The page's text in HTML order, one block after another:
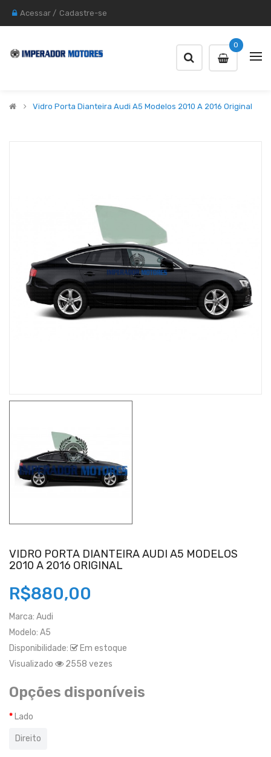
Acessar / Cadastre-se
0
Vidro Porta Dianteira Audi A5 Modelos 2010 A 2016 Original
VIDRO PORTA DIANTEIRA AUDI A5 MODELOS
2010 A 2016 ORIGINAL
R$880,00
Marca: Audi
Modelo: A5
Disponibilidade:
Em estoque
Visualizado
2558 vezes
Opções disponíveis
Lado
Direito